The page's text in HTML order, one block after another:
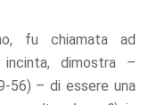
fu chiamata ad
dimostra –
56) – di essere una